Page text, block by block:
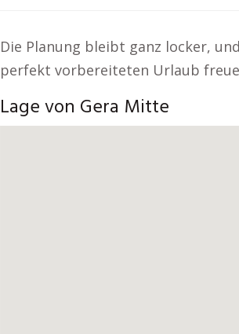
Die Planung bleibt ganz locker,
perfekt vorbereiteten Urlaub
Lage von Gera Mitte